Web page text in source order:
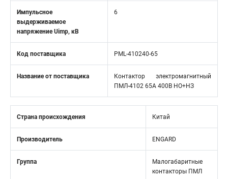
Импульсное
выдерживаемое
напряжение Uimp, кВ
6
Код поставщика PML-410240-65
Название от поставщика
Контактор электромагнитный
ПМЛ-4102 65A 400В НО+НЗ
Страна происхождения Китай
Производитель ENGARD
Группа
Малогабаритные
контакторы ПМЛ